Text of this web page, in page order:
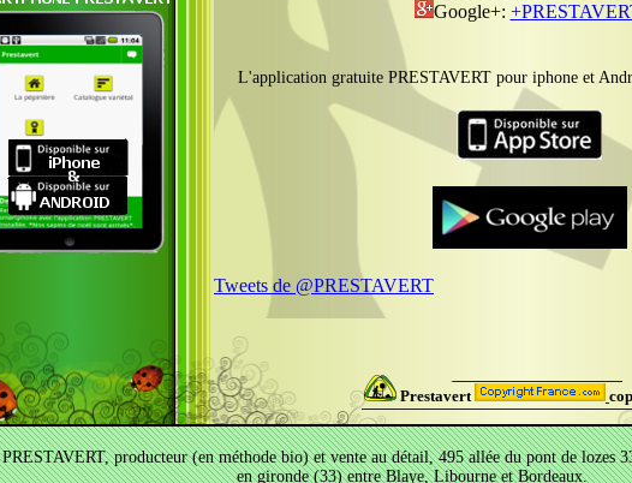
Google+:
L'application gratuite PRESTAVERT pour iphone et
Tweets de @PRESTAVERT
Prestavert
PRESTAVERT, producteur (en méthode bio) et vente au détail, 495 allée du pont de lozes
en gironde (33) entre Blaye, Libourne et Bordeaux.